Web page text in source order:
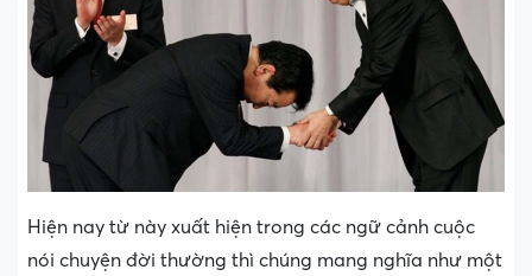
Hiện nay từ này xuất hiện trong các ngữ cảnh cuộc
nói chuyện đời thường thì chúng mang nghĩa như một